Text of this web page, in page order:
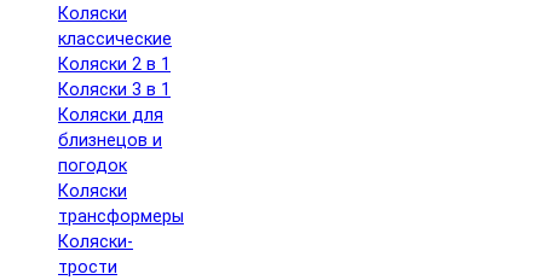
Коляски
классические
Коляски 2 в 1
Коляски 3 в 1
Коляски для
близнецов и
погодок
Коляски
трансформеры
Коляски-
трости